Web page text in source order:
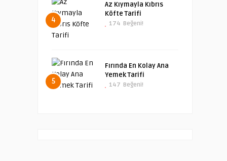
4
Az Kıymayla Kıbrıs
Köfte Tarifi
174 Beğeni!
5
Fırında En Kolay Ana
Yemek Tarifi
147 Beğeni!